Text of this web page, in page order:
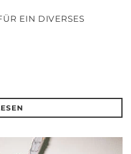
EIN DIVERSES